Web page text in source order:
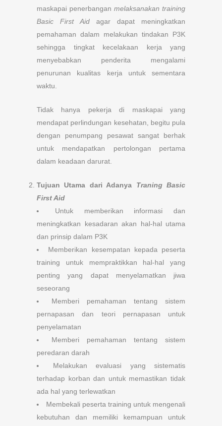
maskapai penerbangan melaksanakan training
Basic First Aid agar dapat meningkatkan
pemahaman dalam melakukan tindakan P3K
sehingga tingkat kecelakaan kerja yang
menyebabkan penderita mengalami
penurunan kualitas kerja untuk sementara
waktu.
Tidak hanya pekerja di maskapai yang
mendapat perlindungan kesehatan, begitu pula
dengan penumpang pesawat sangat berhak
untuk mendapatkan pertolongan pertama
dalam keadaan darurat.
Tujuan Utama dari Adanya Traning Basic
First Aid
Untuk memberikan informasi dan
meningkatkan kesadaran akan hal-hal utama
dan prinsip dalam P3K
Memberikan kesempatan kepada peserta
training untuk mempraktikkan hal-hal yang
penting yang dapat menyelamatkan jiwa
seseorang
Memberi pemahaman tentang sistem
pernapasan dan teori pernapasan untuk
penyelamatan
Memberi pemahaman tentang sistem
peredaran darah
Melakukan evaluasi yang sistematis
terhadap korban dan untuk memastikan tidak
ada hal yang terlewatkan
Membekali peserta training untuk mengenali
kebutuhan dan memiliki kemampuan untuk